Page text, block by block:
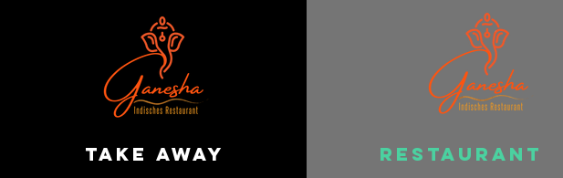
Take away restaurant